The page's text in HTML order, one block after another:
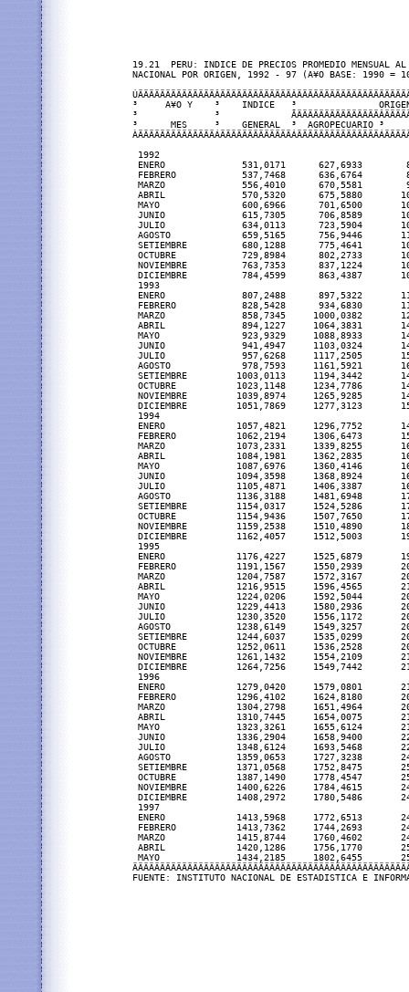
19.21  PERU: INDICE DE PRECIOS PROMEDIO MENSUAL AL
NACIONAL POR ORIGEN, 1992 - 97 (A¥O BASE: 1990 =
³     A¥O Y    ³    INDICE   ³               ORIGEN
³              ³
³      MES     ³    GENERAL  ³  AGROPECUARIO ³
1992
ENERO              531,0171      627,6933
FEBRERO            537,7468      636,6764
MARZO              556,4010      670,5581
ABRIL              570,5320      675,5880
MAYO               600,6966      701,6500
JUNIO              615,7305      706,8589
JULIO              634,0113      723,5904
AGOSTO             659,5165      756,9446
SETIEMBRE          680,1288      775,4641
OCTUBRE            729,8984      802,2733
NOVIEMBRE          763,7353      837,1224
DICIEMBRE          784,4599      863,4387
1993
ENERO              807,2488      897,5322
FEBRERO            828,5428      934,6830
MARZO              858,7345     1000,0382
ABRIL              894,1227     1064,3831
MAYO               923,9329     1088,8933
JUNIO              941,4947     1103,0324
JULIO              957,6268     1117,2505
AGOSTO             978,7593     1161,5921
SETIEMBRE         1003,0113     1194,3442
OCTUBRE           1023,1148     1234,7786
NOVIEMBRE         1039,8974     1265,9285
DICIEMBRE         1051,7869     1277,3123
1994
ENERO             1057,4821     1296,7752
FEBRERO           1062,2194     1306,6473
MARZO             1073,2331     1339,8255
ABRIL             1084,1981     1362,2835
MAYO              1087,6976     1360,4146
JUNIO             1094,3598     1368,8924
JULIO             1105,4871     1406,3387
AGOSTO            1136,3188     1481,6948
SETIEMBRE         1154,0317     1524,5286
OCTUBRE           1154,9436     1507,7650
NOVIEMBRE         1159,2538     1510,4890
DICIEMBRE         1162,4057     1512,5003
1995
ENERO             1176,4227     1525,6879
FEBRERO           1191,1567     1550,2939
MARZO             1204,7587     1572,3167
ABRIL             1216,9515     1596,4565
MAYO              1224,0206     1592,5044
JUNIO             1229,4413     1580,2936
JULIO             1230,3520     1556,1172
AGOSTO            1238,6149     1549,3257
SETIEMBRE         1244,6037     1535,0299
OCTUBRE           1252,0611     1536,2528
NOVIEMBRE         1261,1432     1554,2109
DICIEMBRE         1264,7256     1549,7442
1996
ENERO             1279,0420     1579,0801
FEBRERO           1296,4102     1624,8180
MARZO             1304,2798     1651,4964
ABRIL             1310,7445     1654,0075
MAYO              1323,3261     1655,6124
JUNIO             1336,2904     1658,9400
JULIO             1348,6124     1693,5468
AGOSTO            1359,0653     1727,3238
SETIEMBRE         1371,0568     1752,8475
OCTUBRE           1387,1490     1778,4547
NOVIEMBRE         1400,6226     1784,4615
DICIEMBRE         1408,2972     1780,5486
1997
ENERO             1413,5968     1772,6513
FEBRERO           1413,7362     1744,2693
MARZO             1415,8744     1760,4602
ABRIL             1420,1286     1756,1770
MAYO              1434,2185     1802,6455
FUENTE: INSTITUTO NACIONAL DE ESTADISTICA E